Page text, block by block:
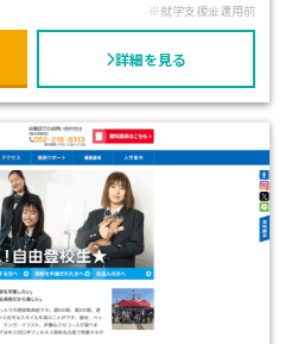
※就学支援金適用前
詳細を見る